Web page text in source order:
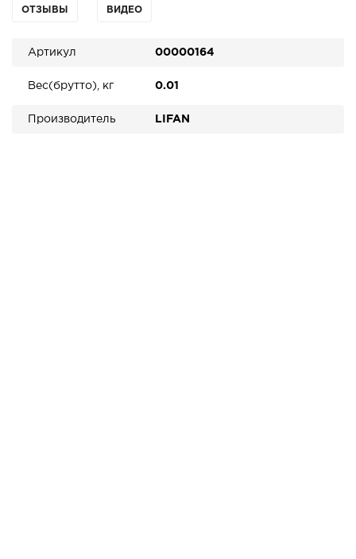
ОТЗЫВЫ ВИДЕО
Артикул 00000164
Вес(брутто), кг 0.01
Производитель LIFAN